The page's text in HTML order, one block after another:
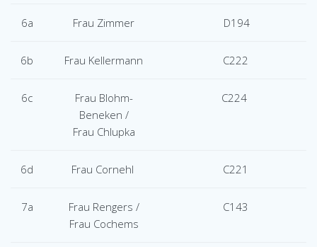
6a Frau Zimmer D194
6b Frau Kellermann C222
6c
Frau Blohm-
Beneken /
Frau Chlupka
C224
6d Frau Cornehl C221
7a
Frau Rengers /
Frau Cochems
C143